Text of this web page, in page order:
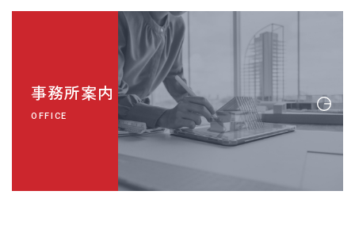
事務所案内
OFFICE